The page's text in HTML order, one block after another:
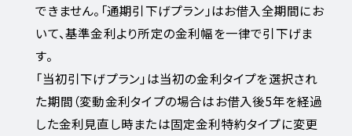
できません。「通期引下げプラン」はお借入全期間にお
いて、基準金利より所定の金利幅を一律で引下げま
す。
「当初引下げプラン」は当初の金利タイプを選択され
た期間（変動金利タイプの場合はお借入後5年を経過
した金利見直し時または固定金利特約タイプに変更